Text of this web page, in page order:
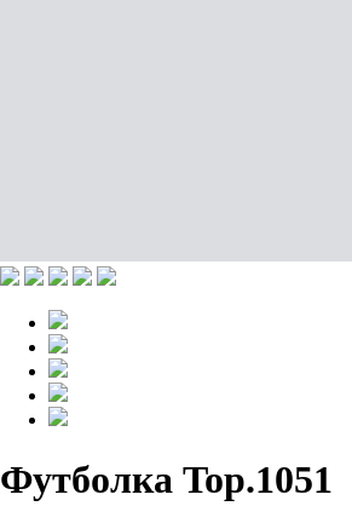
Футболка Top.1051